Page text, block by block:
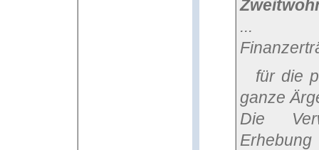
...
für die paar Euronen lohnt sich also der
ganze
Die